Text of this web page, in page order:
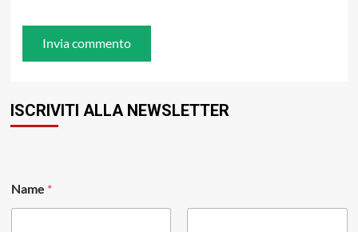
ISCRIVITI ALLA NEWSLETTER
N
a
Name *